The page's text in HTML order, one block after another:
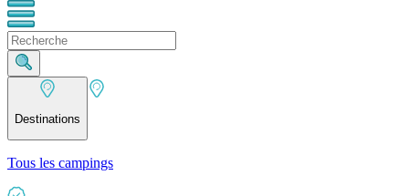
Destinations
Tous les campings